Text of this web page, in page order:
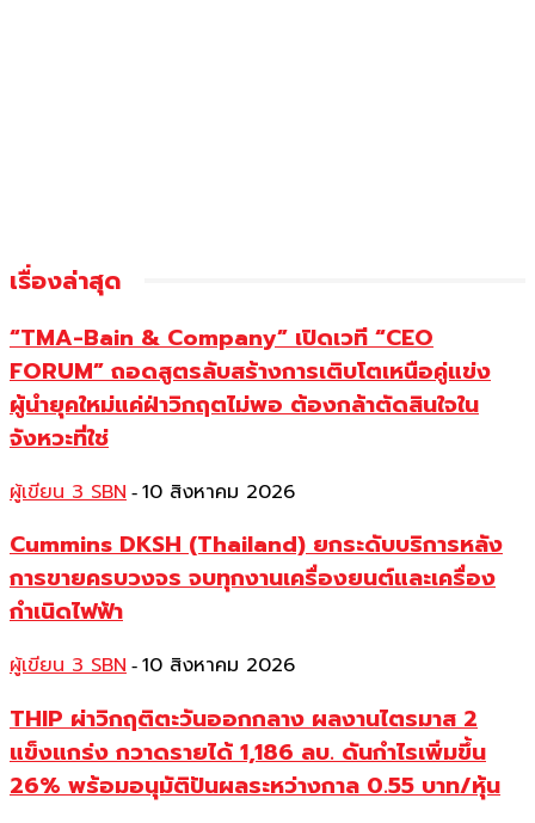
เรื่องล่าสุด
“TMA-Bain & Company” เปิดเวที “CEO
FORUM” ถอดสูตรลับสร้างการเติบโตเหนือคู่แข่ง
ผู้นำยุคใหม่แค่ฝ่าวิกฤตไม่พอ ต้องกล้าตัดสินใจใน
จังหวะที่ใช่
ผู้เขียน 3 SBN - 10 สิงหาคม 2026
Cummins DKSH (Thailand) ยกระดับบริการหลัง
การขายครบวงจร จบทุกงานเครื่องยนต์และเครื่อง
กำเนิดไฟฟ้า
ผู้เขียน 3 SBN - 10 สิงหาคม 2026
THIP ผ่าวิกฤติตะวันออกกลาง ผลงานไตรมาส 2
แข็งแกร่ง กวาดรายได้ 1,186 ลบ. ดันกำไรเพิ่มขึ้น
26% พร้อมอนุมัติปันผลระหว่างกาล 0.55 บาท/หุ้น